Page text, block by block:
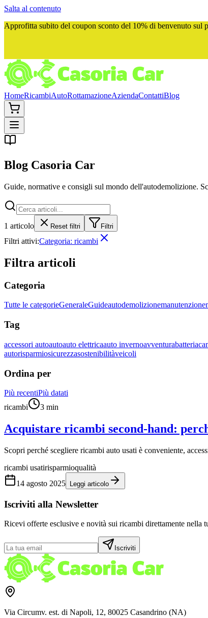
Salta al contenuto
Approfitta subito del coupon sconto del 10% di benvenuto sul
HomeRicambiAutoRottamazioneAziendaContattiBlog
Blog Casoria Car
Guide, normative e consigli sul mondo dell'autodemolizione.
1 articolo Reset filtri Filtri
Filtri attivi:Categoria: ricambi
Filtra articoli
Categoria
Tutte le categorieGeneraleGuideautodemolizionemanutenzione
Tag
accessori autoautoauto elettricaauto invernoavventurabatteria
autorisparmiosicurezzasostenibilitàveicoli
Ordina per
Più recentiPiù datati
ricambi
3 min
Acquistare ricambi second-hand:
Scopri perché scegliere ricambi auto usati è conveniente,
ricambi usatirisparmioqualità
14 agosto 2025
Leggi articolo
Iscriviti alla Newsletter
Ricevi offerte esclusive e novità sui ricambi direttamente nella
Iscriviti
Via Circumv. est. di Napoli, 12, 80025 Casandrino (NA)